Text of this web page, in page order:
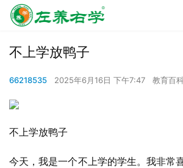
不上学放鸭子
66218535 2025年6月16日 下午7:47 教育百
不上学放鸭子
今天，我是一个不上学的学生。我非常